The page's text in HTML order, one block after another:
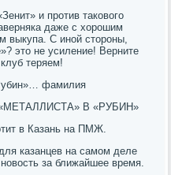
и против такового
даже с хорошим
выкупа. С иной стороны,
это не усиление! Верните
теряем!
фамилия
В «РУБИН»
в Казань на ПМЖ.
казанцев на самом деле
за ближайшее время.